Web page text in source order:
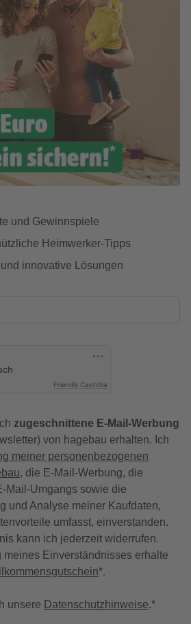
und Gewinnspiele
Heimwerker-Tipps
innovative Lösungen
Friendly Captcha
zugeschnittene E-Mail-Werbung
von hagebau erhalten. Ich
meiner personenbezogenen
, die E-Mail-Werbung, die
Mail-Umgangs sowie die
und Analyse meiner Kaufdaten,
umfasst, einverstanden.
kann ich jederzeit widerrufen.
meines Einverständnisses erhalte
*.
unsere Datenschutzhinweise.